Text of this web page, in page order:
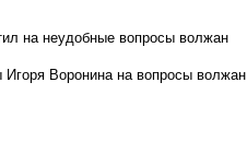
на неудобные вопросы волжан
Воронина на вопросы волжан